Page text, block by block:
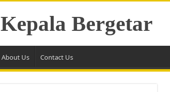
Kepala Bergetar
About Us Contact Us